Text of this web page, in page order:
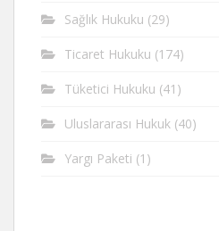
Sağlık Hukuku (29)
Ticaret Hukuku (174)
Tüketici Hukuku (41)
Uluslararası Hukuk (40)
Yargı Paketi (1)